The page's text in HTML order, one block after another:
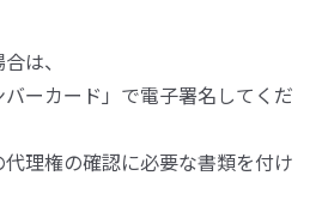
は、
バーカード」で電子署名してくだ
代理権の確認に必要な書類を付け